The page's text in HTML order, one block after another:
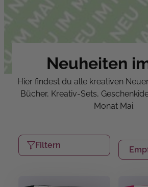
Neuheiten
Hier findest du alle kreativen
Bücher, Kreativ-Sets,
Monat Mai.
Filtern